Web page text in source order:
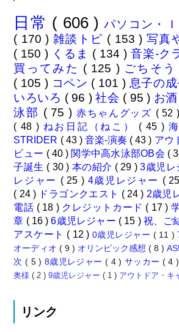
日常 ( 606 )パソコン・Ｉ
( 170 ) 雑談トピ ( 153 ) 写真
( 150 ) くるま ( 134 ) 音楽-ク
買ってみた ( 125 ) ごちそう
( 105 ) コペン ( 101 ) 息子の
いろいろ ( 96 )社会 ( 95 ) お酒
泳部 ( 75 ) 赤ちゃんグッズ ( 52 )
( 48 ) ねお日記（ねこ） ( 45 )
STRIDER ( 43 ) 音楽-演奏 ( 43 ) アウ
ビュー ( 40 ) 関学中高水泳部OB会 (
子誕生 ( 30 ) 本の紹介 ( 29 )3歳児レ
レジャー ( 25 ) 4歳児レジャー (
( 24 ) ドラゴンクエスト ( 24 ) 2歳児
電話 ( 18 ) クレジットカード ( 17 )
章 ( 16 )6歳児レジャー ( 15 ) 祝、ご
アスケート ( 12 ) 0歳児レジャー ( 11 )
オーディオ ( 9 ) オリンピック感想( 8 )
次( 5 ) 8歳児レジャー( 4 ) サッカー ( 4
奥様( 2 )9歳児レジャー( 1 ) アウトドア・キ
リンク